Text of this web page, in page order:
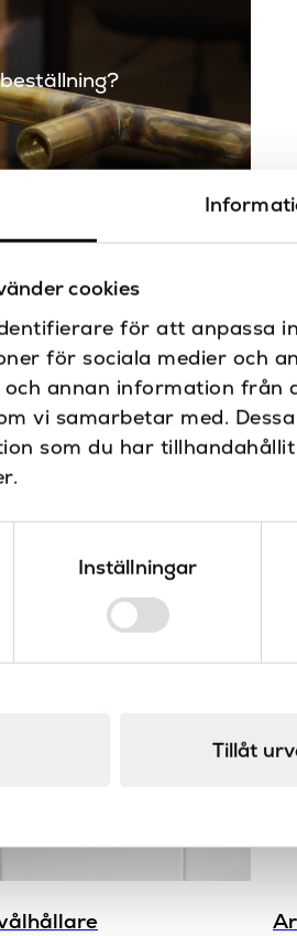
cookies
för att anpassa
för sociala medier och
annan information från
vi samarbetar med.
som du har
Inställningar
Tillåt